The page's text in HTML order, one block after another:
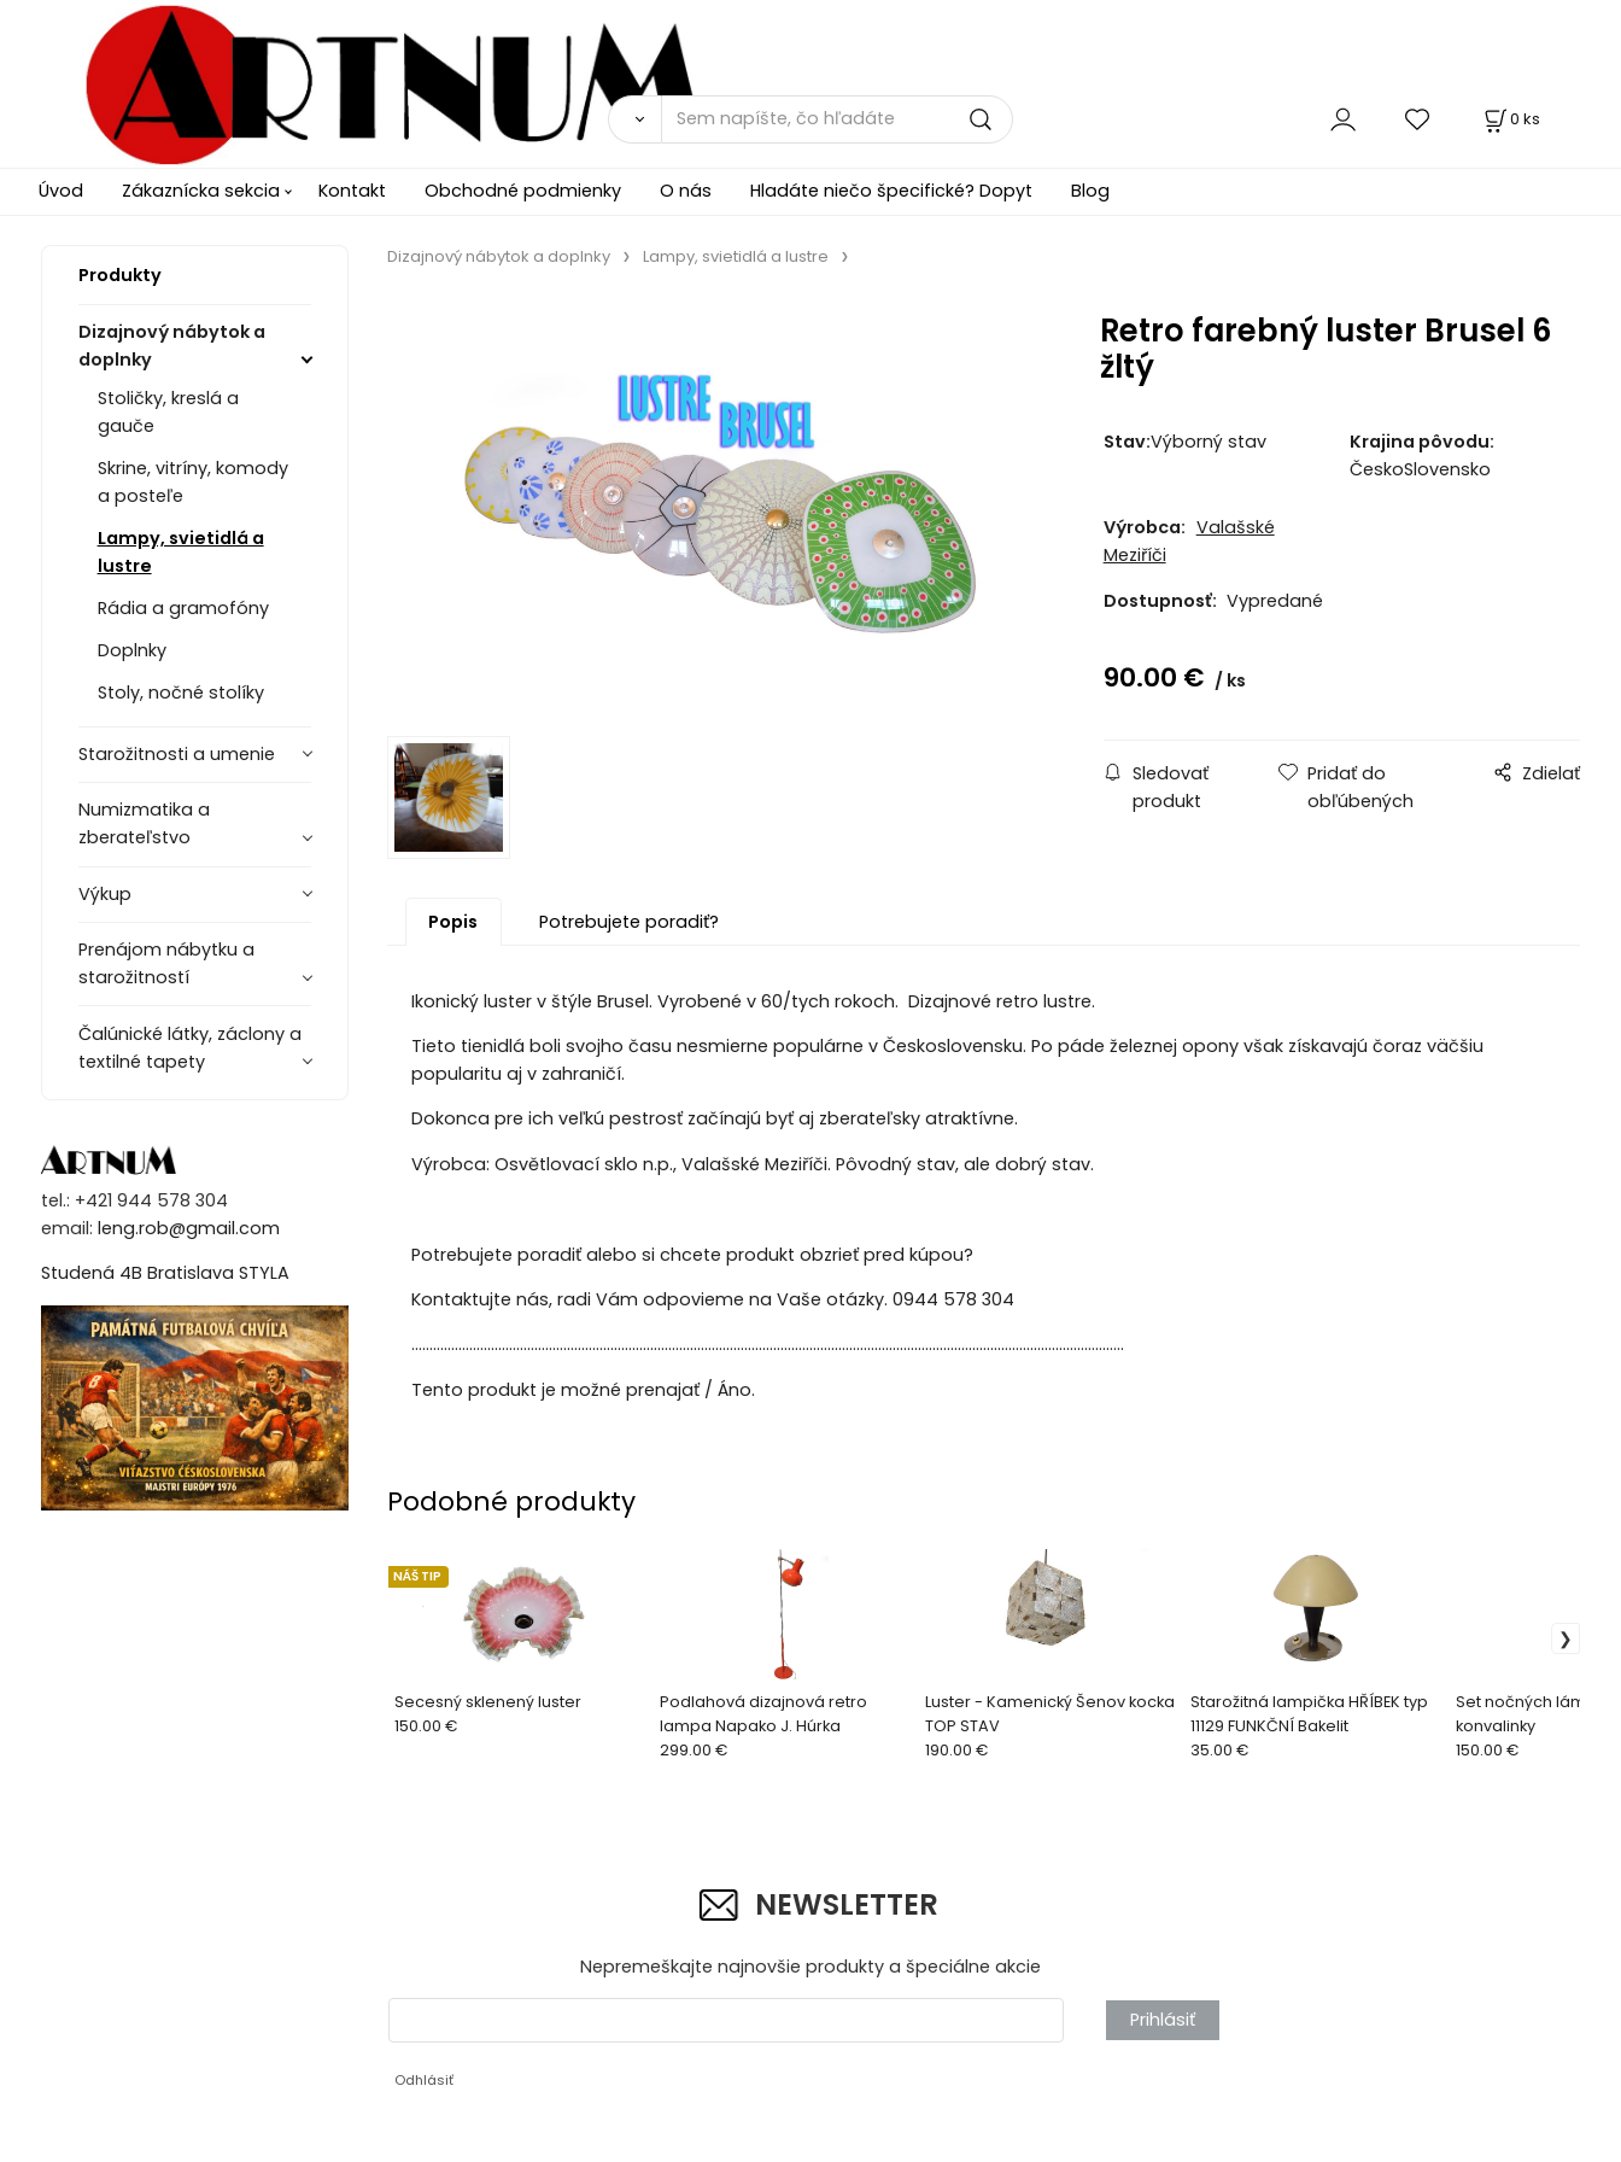
0 ks
Úvod Zákaznícka sekcia Kontakt Obchodné podmienky O nás Hladáte niečo špecifické? Dopyt Blog
Produkty
Dizajnový nábytok a
doplnky
Stoličky, kreslá a
gauče
Skrine, vitríny, komody
a posteľe
Lampy, svietidlá a
lustre
Rádia a gramofóny
Doplnky
Stoly, nočné stolíky
Starožitnosti a umenie
Numizmatika a
zberateľstvo
Výkup
Prenájom nábytku a
starožitností
Čalúnické látky, záclony a
textilné tapety
tel.: +421 944 578 304
email: leng.rob@gmail.com
Studená 4B Bratislava STYLA
Dizajnový nábytok a doplnky Lampy, svietidlá a lustre
Retro farebný luster Brusel 6
žltý
Stav:Výborný stav
Krajina pôvodu:
ČeskoSlovensko
Výrobca: Valašské
Meziříči
Dostupnosť: Vypredané
90.00 € ks
Sledovať
produkt
Pridať do
obľúbených
Zdielať
Popis Potrebujete poradiť?
Ikonický luster v štýle Brusel. Vyrobené v 60/tych rokoch. Dizajnové retro lustre.
Tieto tienidlá boli svojho času nesmierne populárne v Československu. Po páde železnej opony však získavajú čoraz väčšiu
popularitu aj v zahraničí.
Dokonca pre ich veľkú pestrosť začínajú byť aj zberateľsky atraktívne.
Výrobca: Osvětlovací sklo n.p., Valašské Meziříči. Pôvodný stav, ale dobrý stav.
Potrebujete poradiť alebo si chcete produkt obzrieť pred kúpou?
Kontaktujte nás, radi Vám odpovieme na Vaše otázky. 0944 578 304
.....................................................................................................................................................................................................
Tento produkt je možné prenajať / Áno.
Podobné produkty
Secesný sklenený luster
NÁŠ TIP
150.00 €
Podlahová dizajnová retro
lampa Napako J. Húrka
299.00 €
Luster - Kamenický Šenov kocka
TOP STAV
190.00 €
Starožitná lampička HŘÍBEK typ
11129 FUNKČNÍ Bakelit
35.00 €
Set nočných lámp v
konvalinky
150.00 €
NEWSLETTER
Nepremeškajte najnovšie produkty a špeciálne akcie
Prihlásiť
Odhlásiť